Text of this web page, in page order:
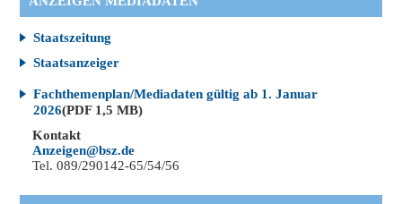
Staatszeitung
Staatsanzeiger
Fachthemenplan/Mediadaten gültig ab 1. Januar
2026(PDF 1,5 MB)
Kontakt
Anzeigen@bsz.de
Tel. 089/290142-65/54/56